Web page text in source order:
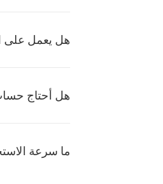
هل يعمل على
هل أحتاج
ما سرعة